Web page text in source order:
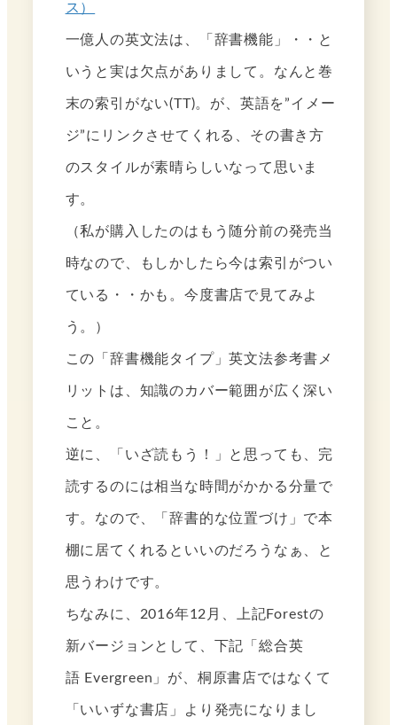
ス）
一億人の英文法は、「辞書機能」・・と
いうと実は欠点がありまして。なんと巻
末の索引がない(TT)。が、英語を”イメー
ジ”にリンクさせてくれる、その書き方
のスタイルが素晴らしいなって思いま
す。
（私が購入したのはもう随分前の発売当
時なので、もしかしたら今は索引がつい
ている・・かも。今度書店で見てみよ
う。）
この「辞書機能タイプ」英文法参考書メ
リットは、知識のカバー範囲が広く深い
こと。
逆に、「いざ読もう！」と思っても、完
読するのには相当な時間がかかる分量で
す。なので、「辞書的な位置づけ」で本
棚に居てくれるといいのだろうなぁ、と
思うわけです。
ちなみに、2016年12月、上記Forestの
新バージョンとして、下記「総合英
語 Evergreen」が、桐原書店ではなくて
「いいずな書店」より発売になりまし